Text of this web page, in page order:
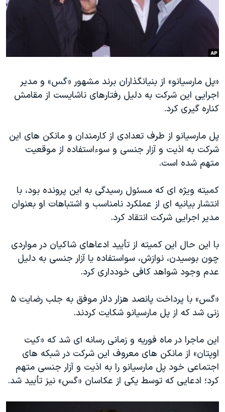
فرهنگ و زندگی
حقوق شهروندی
اسرائیل در جنگ
گالری عکس
مستندها
انتخابات ریاست جمهوری آمریکا ۲۰۲۴
حمله جمهوری اسلامی به اسرائیل
ورزش زنان در ایران
اعتراضات زن، زندگی، آزادی
تریبونال مردمی آبان ۹۸
دادگاه حمید نوری
قانون شفافیت دارائی کادر رهبری ایران
اعتراضات مردمی آبان ۹۸
نرگس محمدی برنده جایزه نوبل صلح
همایش محافظه‌کاران آمریکا «سی‌پک»
سفر پرزیدنت ترامپ به چین
دنبال کنید
زبانهای مختلف
«پل مارسیانو» از بنیانگذاران برند مشهور «گس» و مدیر
اجرایی این شرکت به دلیل رفتارهای ناشایست از مقامش
کناره گیری کرد.
پل مارسیانو از طرف تعدادی از کارمندان و مانکن های این
شرکت به اذیت و آزار جنسی و سوءاستفاده از موقعیت
متهم شده است.
کمیته ویژه ای که مسئول رسیدگی به این پرونده بود، با
انتشار بیانیه ای از عملکرد نامناسب و اشتباهات او بعنوان
مدیر اجرایی شرکت انتقاد کرد.
با این حال این کمیته از تأیید ادعاهای شاکیان در مواردی
چون بوسیدن، نوازش، سواستفاده یا آزار جنسی به دلیل
عدم وجود شواهد کافی خودداری کرد.
«گس» با پرداخت پانصد هزار دلار موفق به جلب رضایت ۵
زنی شد که از پل مارسیانو شکایت کردند.
این ماجرا در ماه فوریه و زمانی رسانه ای شد که «کیت
اوپتان» از مانکن های معروف این شرکت در شبکه های
اجتماعی خود پل مارسیانو را به اذیت و آزار جنسی متهم
کرد؛ ادعایی که توسط یکی از عکاسان «گس» نیز تأیید شد.